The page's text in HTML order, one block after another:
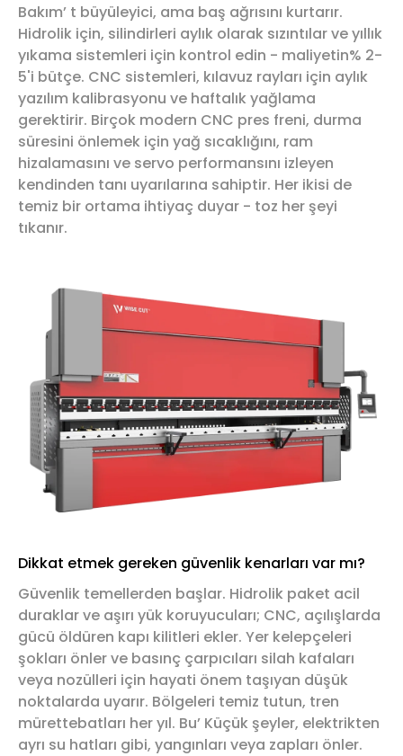
Bakım’ t büyüleyici, ama baş ağrısını kurtarır.
Hidrolik için, silindirleri aylık olarak sızıntılar ve yıllık
yıkama sistemleri için kontrol edin - maliyetin% 2-
5'i bütçe. CNC sistemleri, kılavuz rayları için aylık
yazılım kalibrasyonu ve haftalık yağlama
gerektirir. Birçok modern CNC pres freni, durma
süresini önlemek için yağ sıcaklığını, ram
hizalamasını ve servo performansını izleyen
kendinden tanı uyarılarına sahiptir. Her ikisi de
temiz bir ortama ihtiyaç duyar - toz her şeyi
tıkanır.
Dikkat etmek gereken güvenlik kenarları var mı?
Güvenlik temellerden başlar. Hidrolik paket acil
duraklar ve aşırı yük koruyucuları; CNC, açılışlarda
gücü öldüren kapı kilitleri ekler. Yer kelepçeleri
şokları önler ve basınç çarpıcıları silah kafaları
veya nozülleri için hayati önem taşıyan düşük
noktalarda uyarır. Bölgeleri temiz tutun, tren
mürettebatları her yıl. Bu’ Küçük şeyler, elektrikten
ayrı su hatları gibi, yangınları veya zapları önler.